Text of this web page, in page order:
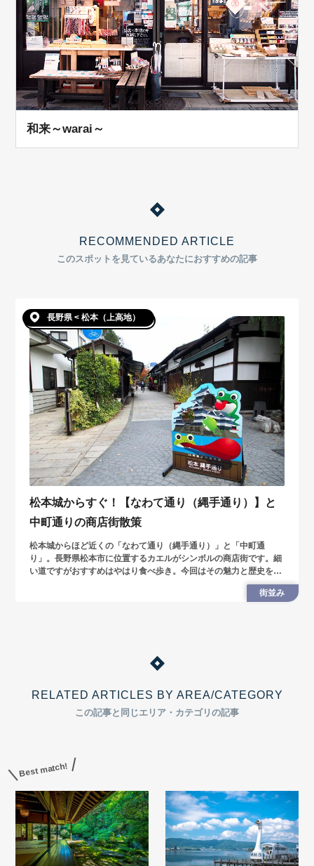
和来～warai～
RECOMMENDED ARTICLE
このスポットを見ているあなたにおすすめの記事
長野県 < 松本（上高地）
松本城からすぐ！【なわて通り（縄手通り）】と
中町通りの商店街散策
松本城からほど近くの「なわて通り（縄手通り）」と「中町通
り」。長野県松本市に位置するカエルがシンボルの商店街です。細
い道ですがおすすめはやはり食べ歩き。今回はその魅力と歴史を紐
街並み
RELATED ARTICLES BY AREA/CATEGORY
この記事と同じエリア・カテゴリの記事
Best match!